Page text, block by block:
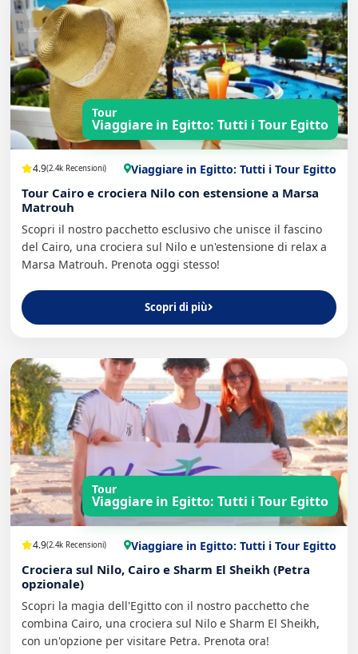
Tour
Viaggiare in Egitto: Tutti i Tour Egitto
4.9(2.4k Recensioni) Viaggiare in Egitto: Tutti i Tour Egitto
Tour Cairo e crociera Nilo con estensione a Marsa
Matrouh
Scopri il nostro pacchetto esclusivo che unisce il fascino
del Cairo, una crociera sul Nilo e un'estensione di relax a
Marsa Matrouh. Prenota oggi stesso!
Scopri di più
Tour
Viaggiare in Egitto: Tutti i Tour Egitto
4.9(2.4k Recensioni) Viaggiare in Egitto: Tutti i Tour Egitto
Crociera sul Nilo, Cairo e Sharm El Sheikh (Petra
opzionale)
Scopri la magia dell'Egitto con il nostro pacchetto che
combina Cairo, una crociera sul Nilo e Sharm El Sheikh,
con un'opzione per visitare Petra. Prenota ora!